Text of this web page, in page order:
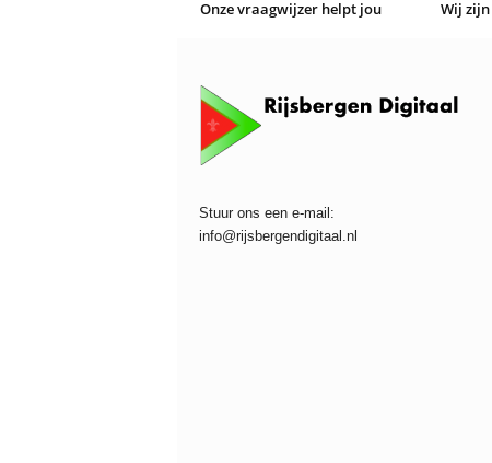
Onze vraagwijzer helpt jou Wij
Stuur ons een e-mail:
info@rijsbergendigitaal.nl